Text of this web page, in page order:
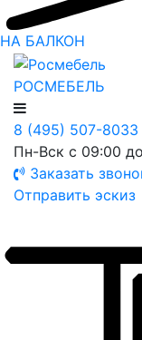
НА БАЛКОН
РОСМЕБЕЛЬ
8 (495) 507-8033
Пн-Вск с 09:00
Заказать
Отправить эскиз